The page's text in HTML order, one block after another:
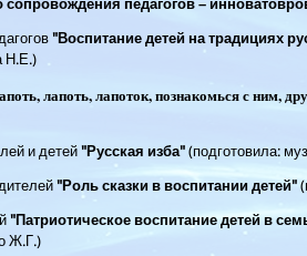
"Воспитание детей на традициях
Н.Е.)
лапоть, лапоток, познакомься с ним,
и детей"Русская изба"(подготовила:
"Роль сказки в воспитании детей"
"Патриотическое воспитание детей в
Ж.Г.)